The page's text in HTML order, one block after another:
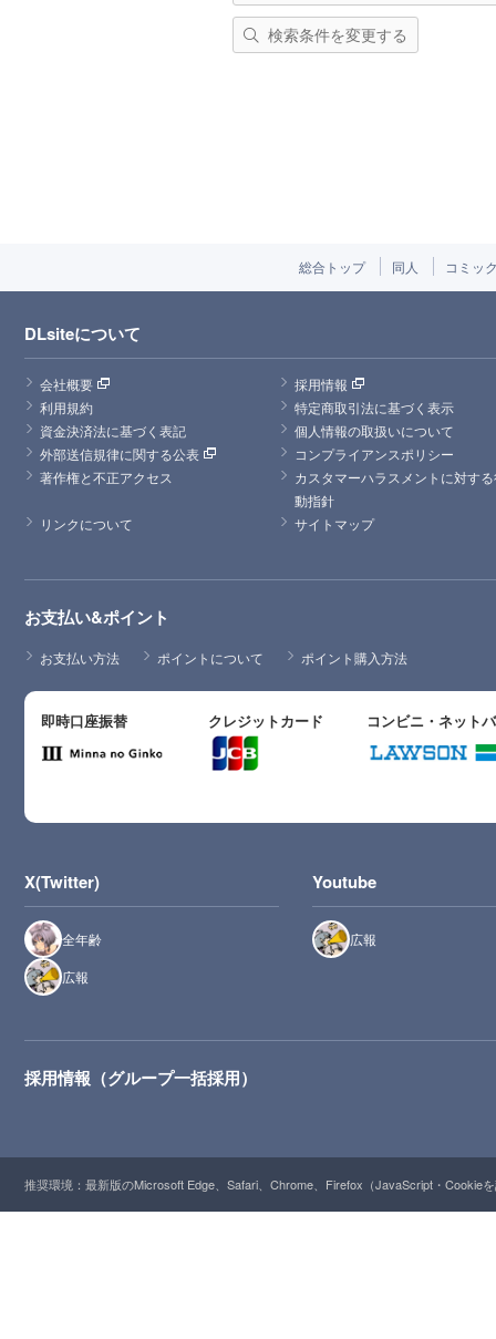
検索条件を変更する
総合トップ 同人 コミッ
DLsiteについて
会社概要
採用情報
利用規約
特定商取引法に基づく表示
資金決済法に基づく表記
個人情報の取扱いについて
外部送信規律に関する公表
コンプライアンスポリシー
著作権と不正アクセス
カスタマーハラスメントに対す
動指針
リンクについて
サイトマップ
お支払い&ポイント
お支払い方法 ポイントについて ポイント購入方法
即時口座振替 クレジットカード コンビニ・ネット
X(Twitter)
全年齢
広報
Youtube
広報
採用情報（グループ一括採用）
推奨環境：最新版のMicrosoft Edge、Safari、Chrome、Firefox（JavaScript・Cookie